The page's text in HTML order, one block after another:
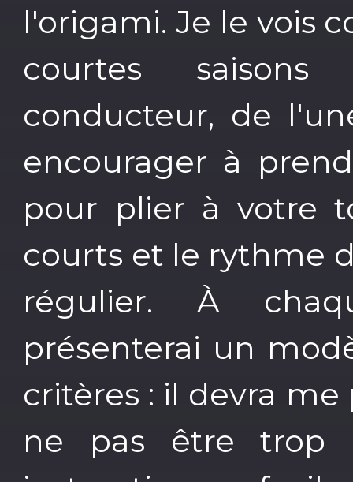
l'origami. Je le vois
courtes
conducteur, de
encourager à
pour plier à votre
courts et le rythme
régulier. À
présenterai un
critères : il devra
ne pas être trop